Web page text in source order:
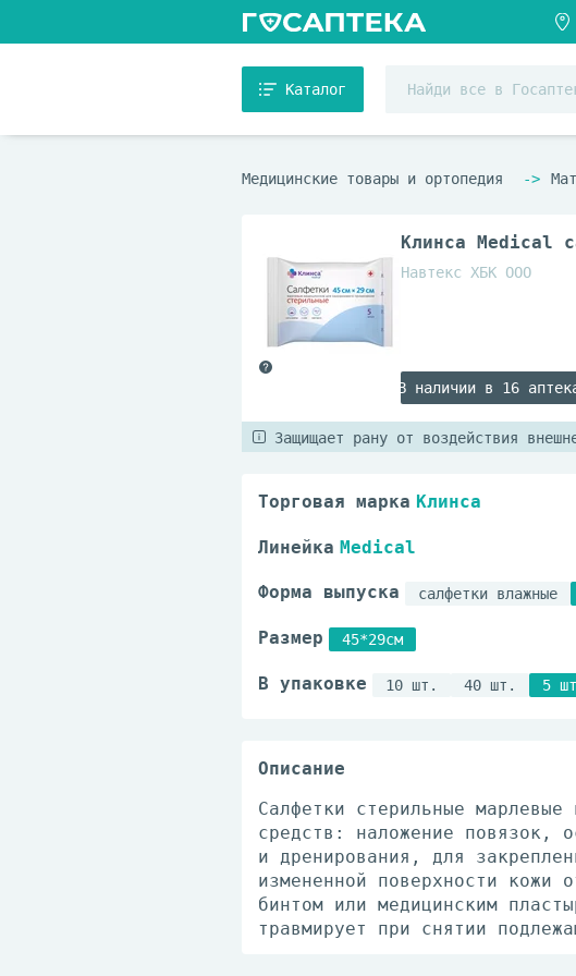
Каталог
Медицинские товары и ортопедия
Клинса Medical
Навтекс ХБК ООО
В наличии в 16
Защищает рану от воздействия
Торговая марка Клинса
Линейка Medical
Форма выпуска салфетки влажные
Размер 45*29см
В упаковке 10 шт. 40 шт. 5
Описание
Салфетки стерильные
средств: наложение повязок,
и дренирования, для
измененной поверхности кожи
бинтом или медицинским
травмирует при снятии